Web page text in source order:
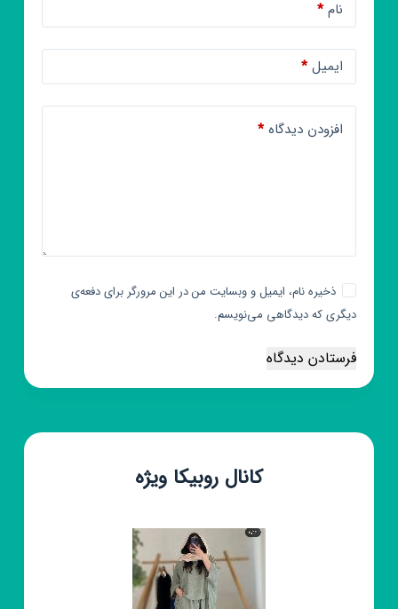
نام*
ایمیل*
افزودن دیدگاه*
ذخیره نام، ایمیل و وبسایت من در این مرورگر برای دفعه‌ی
دیگری که دیدگاهی می‌نویسم.
فرستادن دیدگاه
کانال روبیکا ویژه